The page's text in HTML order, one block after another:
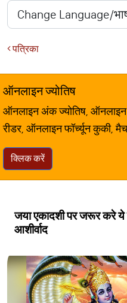
पत्रिका
ऑनलाइन ज्योतिष
ऑनलाइन अंक ज्योतिष,
रीडर, ऑनलाइन फॉर्च्यून कुकी,
क्लिक करें
जया एकादशी पर जरूर करे ये
आशीर्वाद